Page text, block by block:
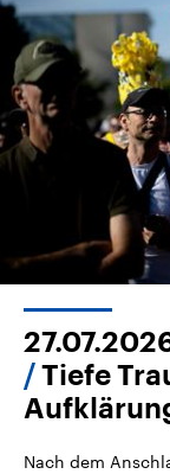
Tiefe
Nach dem